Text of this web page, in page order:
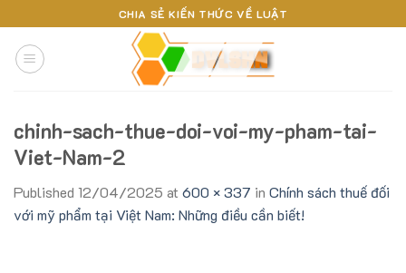
to
content
CHIA SẺ KIẾN THỨC VỀ LUẬT
chinh-sach-thue-doi-voi-my-pham-tai-
Viet-Nam-2
Published 12/04/2025 at 600 × 337 in Chính sách thuế đối
với mỹ phẩm tại Việt Nam: Những điều cần biết!